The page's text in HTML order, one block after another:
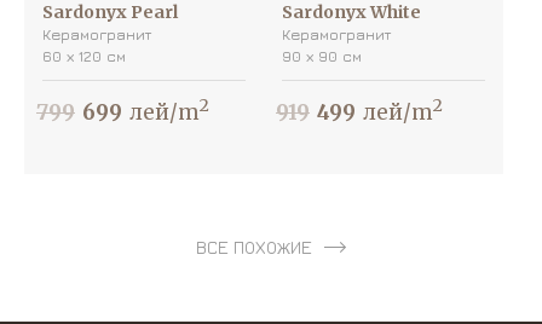
Sardonyx Pearl
Керамогранит
60 х 120 см
799 699 лей/m2
Sardonyx White
Керамогранит
90 х 90 см
919 499 лей/m2
ВСЕ ПОХОЖИЕ